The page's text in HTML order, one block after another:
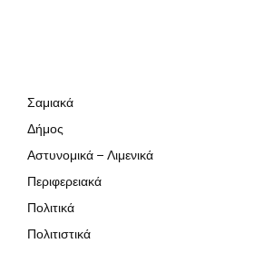
Σαμιακά
Δήμος
Αστυνομικά – Λιμενικά
Περιφερειακά
Πολιτικά
Πολιτιστικά